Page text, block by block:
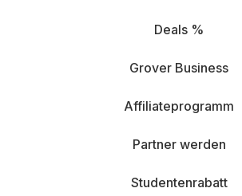
Deals %
Grover Business
Affiliateprogramm
Partner werden
Studentenrabatt